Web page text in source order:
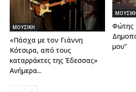
ΜΟΥΣΙΚΗ
«Πάσχα με τον Γιάννη
Κότσιρα, από τους
καταρράκτες της Έδεσσας»
Ανήμερα...
Φώτης
μου”